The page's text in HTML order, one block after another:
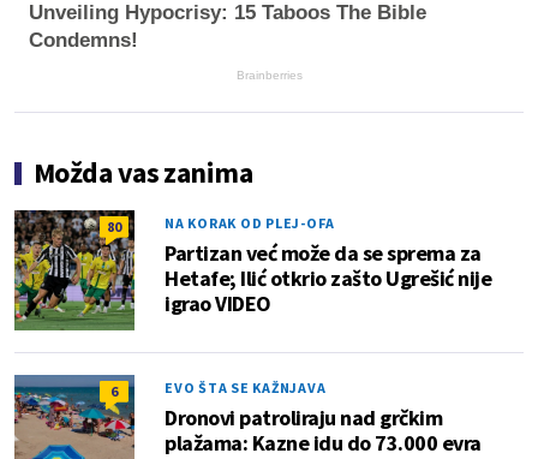
Unveiling Hypocrisy: 15 Taboos The Bible
Condemns!
Brainberries
Možda vas zanima
80 NA KORAK OD PLEJ-OFA
Partizan već može da se sprema za
Hetafe; Ilić otkrio zašto Ugrešić nije
igrao VIDEO
6 EVO ŠTA SE KAŽNJAVA
Dronovi patroliraju nad grčkim
plažama: Kazne idu do 73.000 evra